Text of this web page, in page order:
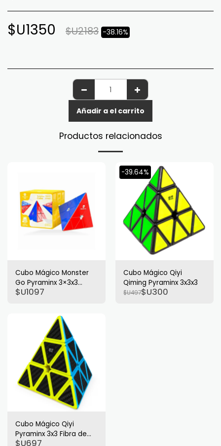
$U1350 $U2183 -38.16%
Añadir a el carrito
Productos relacionados
Cubo Mágico Monster
Go Pyraminx 3×3x3
Stickerless
$U1097
-39.64%
Cubo Mágico Qiyi
Qiming Pyraminx 3x3x3
$U497$U300
Cubo Mágico Qiyi
Pyraminx 3x3 Fibra de
Carbono
$U697